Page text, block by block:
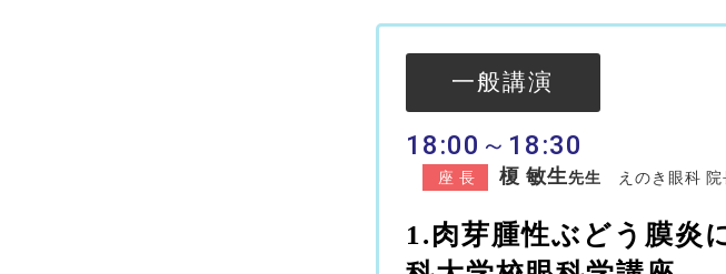
一般講演
18:00～18:30
座長 榎 敏生先生 えのき眼科 院
1.肉芽腫性ぶどう膜炎